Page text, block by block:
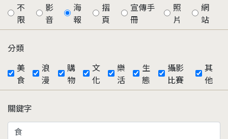
不
限
影
音
海
報
摺
頁
宣傳手
冊
照
片
網
站
分類
美
食
浪
漫
購
物
文
化
樂
活
生
態
攝影
比賽
其
他
關鍵字